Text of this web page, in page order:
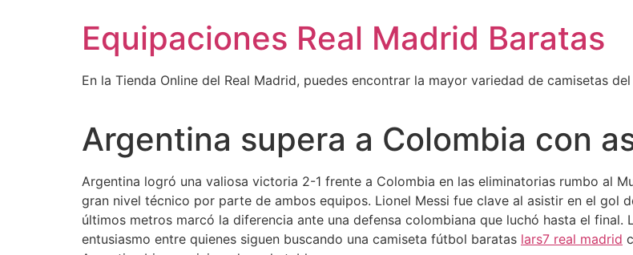
Equipaciones Real Madrid Baratas
En la Tienda Online del Real Madrid, puedes encontrar la mayor variedad de camisetas
Argentina supera a Colombia con
Argentina logró una valiosa victoria 2-1 frente a Colombia en las eliminatorias rumbo al
gran nivel técnico por parte de ambos equipos. Lionel Messi fue clave al asistir en el gol
últimos metros marcó la diferencia ante una defensa colombiana que luchó hasta el
entusiasmo entre quienes siguen buscando una camiseta fútbol baratas lars7 real madrid